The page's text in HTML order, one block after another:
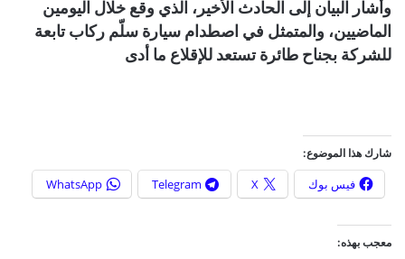
وأشار البيان إلى الحادث الأخير، الذي وقع خلال اليومين
الماضيين، والمتمثل في اصطدام سيارة سلّم ركاب تابعة
للشركة بجناح طائرة تستعد للإقلاع ما أدى
شارك هذا الموضوع:
فيس بوك X
Telegram
WhatsApp
معجب بهذه: